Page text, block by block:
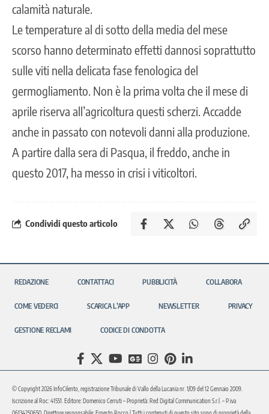
calamità naturale.
Le temperature al di sotto della media del mese
scorso hanno determinato effetti dannosi soprattutto
sulle viti nella delicata fase fenologica del
germogliamento. Non è la prima volta che il mese di
aprile riserva all’agricoltura questi scherzi. Accadde
anche in passato con notevoli danni alla produzione.
A partire dalla sera di Pasqua, il freddo, anche in
questo 2017, ha messo in crisi i viticoltori.
Condividi questo articolo
REDAZIONE CONTATTACI PUBBLICITÀ COLLABORA
COME VEDERCI SCARICA L’APP NEWSLETTER PRIVACY
GESTIONE RECLAMI CODICE DI CONDOTTA
© Copyright 2026 InfoCilento, registrazione Tribunale di Vallo della Lucania nr. 1/09 del 12 Gennaio 2009.
Iscrizione al Roc: 41551. Editore: Domenico Cerruti – Proprietà: Red Digital Communication S.r.l. – P.iva